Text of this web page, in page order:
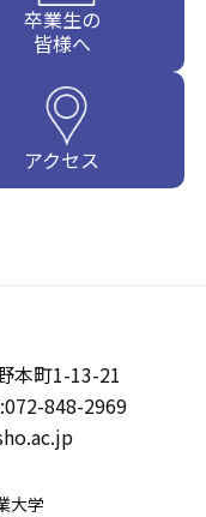
卒業生の
皆様へ
アクセス
本町1-13-21
848-2969
大学